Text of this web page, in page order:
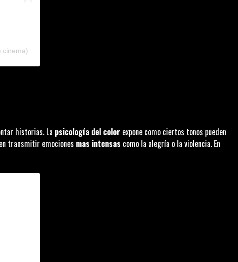
historias. La psicología del color expone como ciertos tonos pueden
transmitir emociones mas intensas como la alegría o la violencia. En